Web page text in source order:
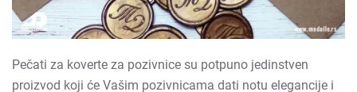
Pečati za koverte za pozivnice su potpuno jedinstven
proizvod koji će Vašim pozivnicama dati notu elegancije i